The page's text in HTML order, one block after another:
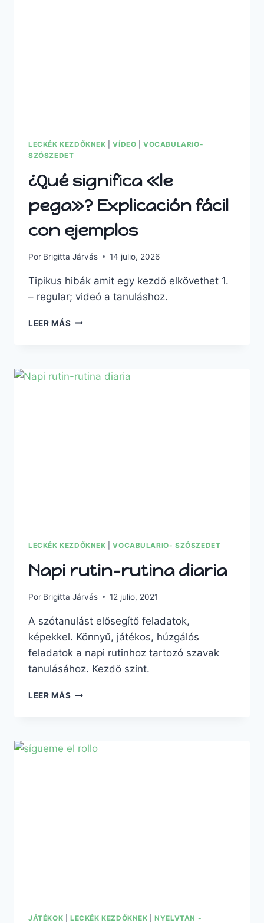
LECKÉK KEZDŐKNEK |VÍDEO |VOCABULARIO-
SZÓSZEDET
¿Qué significa «le
pega»? Explicación fácil
con ejemplos
Por Brigitta Járvás 14 julio, 2026
Tipikus hibák amit egy kezdő elkövethet 1.
– regular; videó a tanuláshoz.
LEER MÁS
LECKÉK KEZDŐKNEK |VOCABULARIO- SZÓSZEDET
Napi rutin-rutina diaria
Por Brigitta Járvás 12 julio, 2021
A szótanulást elősegítő feladatok,
képekkel. Könnyű, játékos, húzgálós
feladatok a napi rutinhoz tartozó szavak
tanulásához. Kezdő szint.
LEER MÁS
JÁTÉKOK LECKÉK KEZDŐKNEK |NYELVTAN -